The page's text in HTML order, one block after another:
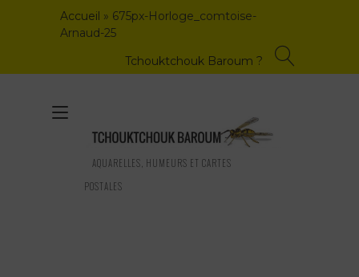
Accueil » 675px-Horloge_comtoise-
Arnaud-25
Tchouktchouk Baroum ?
AQUARELLES, HUMEURS ET CARTES
POSTALES
Toggle
navigation